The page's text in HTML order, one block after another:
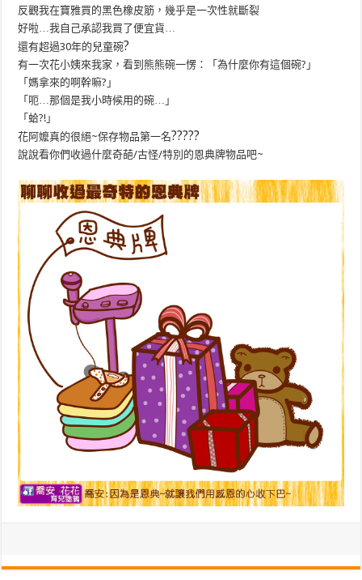
反觀我在寶雅買的黑色橡皮筋，幾乎是一次性就斷裂
好啦…我自己承認我買了便宜貨…
還有超過30年的兒童碗?
有一次花小姨來我家，看到熊熊碗一愣：「為什麼你有這個碗?」
「媽拿來的啊幹嘛?」
「呃…那個是我小時候用的碗…」
「蛤?!」
花阿嬤真的很絕~保存物品第一名?????
說說看你們收過什麼奇葩/古怪/特別的恩典牌物品吧~